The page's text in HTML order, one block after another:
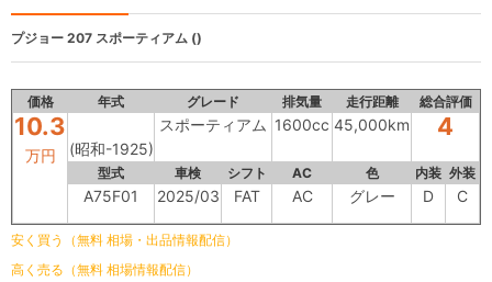
プジョー 207 スポーティアム ()
価格 年式 グレード 排気量 走行距離 総合評価
10.3
万円 (昭和-1925)
スポーティアム 1600cc 45,000km 4
型式 車検 シフト AC 色 内装 外装
A75F01 2025/03 FAT AC グレー D C
安く買う（無料 相場・出品情報配信）
高く売る（無料 相場情報配信）